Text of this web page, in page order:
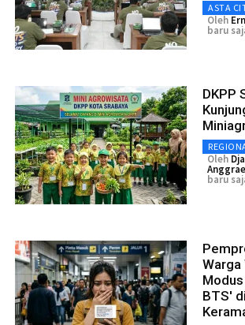
ASTA
Oleh
baru
DKPP
Oleh
baru
Warga
BTS'